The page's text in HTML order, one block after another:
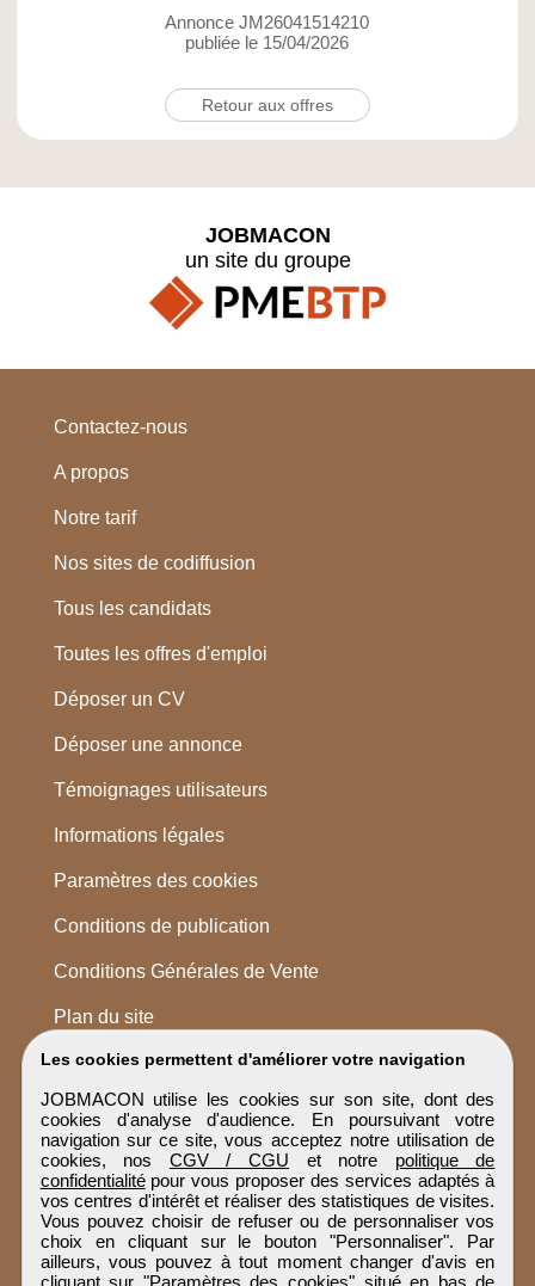
Annonce JM26041514210
publiée le 15/04/2026
Retour aux offres
Les cookies permettent d'améliorer votre navigation
JOBMACON utilise les cookies sur son site, dont des
cookies d'analyse d'audience. En poursuivant votre
navigation sur ce site, vous acceptez notre utilisation de
cookies, nos CGV / CGU et notre politique de
confidentialitépour vous proposer des services adaptés à
vos centres d'intérêt et réaliser des statistiques de visites.
Vous pouvez choisir de refuser ou de personnaliser vos
choix en cliquant sur le bouton "Personnaliser". Par
ailleurs, vous pouvez à tout moment changer d'avis en
cliquant sur "Paramètres des cookies" situé en bas de
JOBMACON
un site du groupe
Contactez-nous
A propos
Notre tarif
Nos sites de codiffusion
Tous les candidats
Toutes les offres d'emploi
Déposer un CV
Déposer une annonce
Témoignages utilisateurs
Informations légales
Paramètres des cookies
Conditions de publication
Conditions Générales de Vente
Plan du site